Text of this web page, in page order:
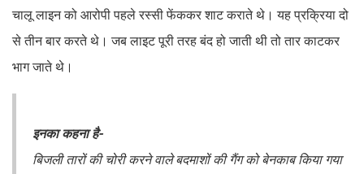
चालू लाइन को आरोपी पहले रस्सी फेंककर शाट कराते थे। यह प्रक्रिया दो
से तीन बार करते थे। जब लाइट पूरी तरह बंद हो जाती थी तो तार काटकर
भाग जाते थे।
इनका कहना है-
बिजली तारों की चोरी करने वाले बदमाशों की गैंग को बेनकाब किया गया